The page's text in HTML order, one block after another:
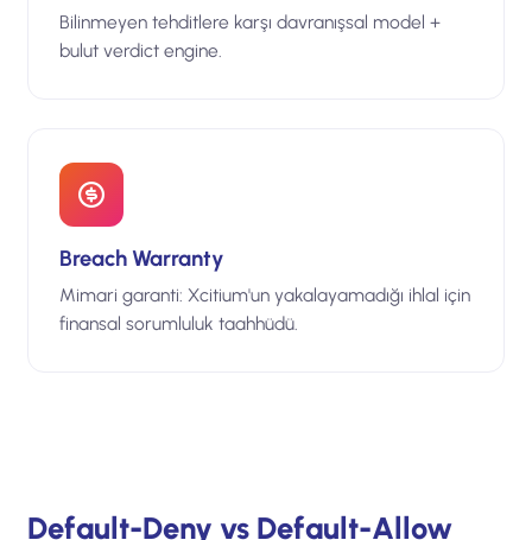
Bilinmeyen tehditlere karşı davranışsal model +
bulut verdict engine.
Breach Warranty
Mimari garanti: Xcitium'un yakalayamadığı ihlal için
finansal sorumluluk taahhüdü.
Default-Deny vs Default-Allow